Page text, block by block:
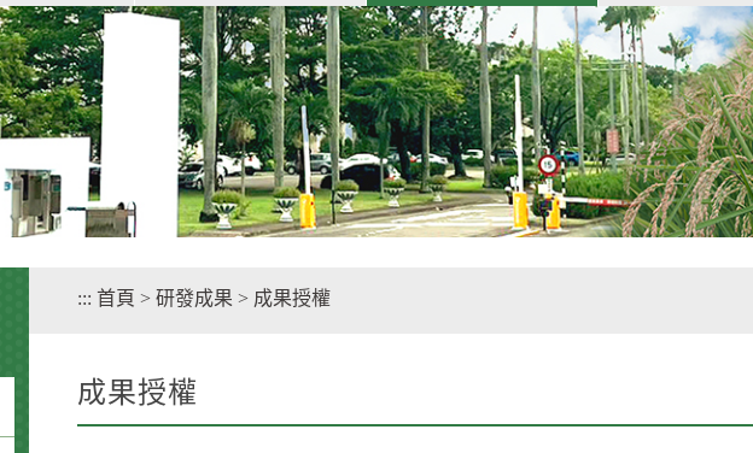
::: 首頁 > 研發成果 > 成果授權
成果授權